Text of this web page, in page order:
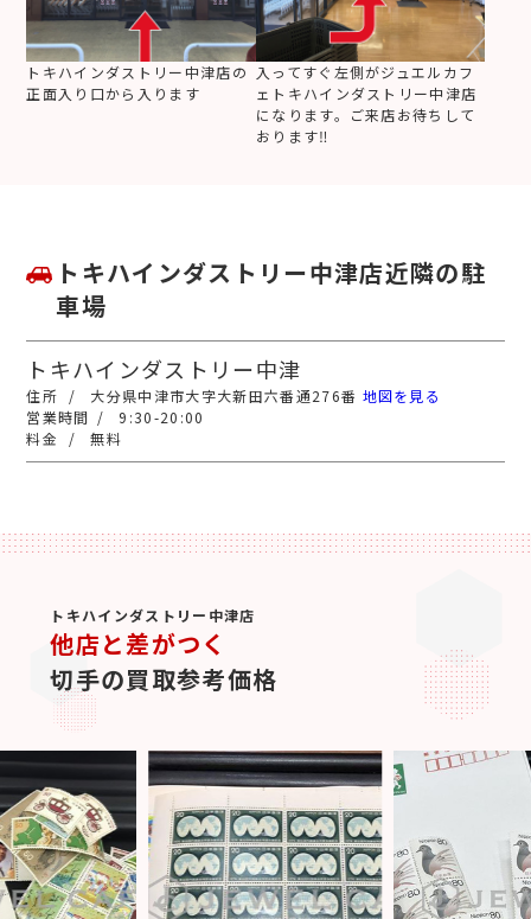
トキハインダストリー中津店の
正面入り口から入ります
入ってすぐ左側がジュエルカフ
ェトキハインダストリー中津店
になります。ご来店お待ちして
おります‼
トキハインダストリー中津店近隣の駐
車場
トキハインダストリー中津
大分県中津市大字大新田六番通276番 地図を見る
9:30-20:00
無料
トキハインダストリー中津店
他店と差がつく
切手の買取参考価格